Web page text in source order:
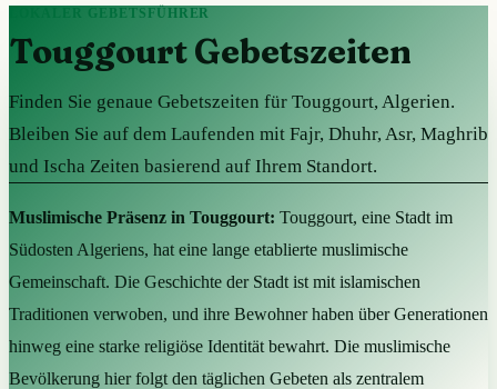
LOKALER GEBETSFÜHRER
Touggourt Gebetszeiten
Finden Sie genaue Gebetszeiten für Touggourt, Algerien.
Bleiben Sie auf dem Laufenden mit Fajr, Dhuhr, Asr, Maghrib
und Ischa Zeiten basierend auf Ihrem Standort.
Muslimische Präsenz in Touggourt: Touggourt, eine Stadt im
Südosten Algeriens, hat eine lange etablierte muslimische
Gemeinschaft. Die Geschichte der Stadt ist mit islamischen
Traditionen verwoben, und ihre Bewohner haben über Generationen
hinweg eine starke religiöse Identität bewahrt. Die muslimische
Bevölkerung hier folgt den täglichen Gebeten als zentralem